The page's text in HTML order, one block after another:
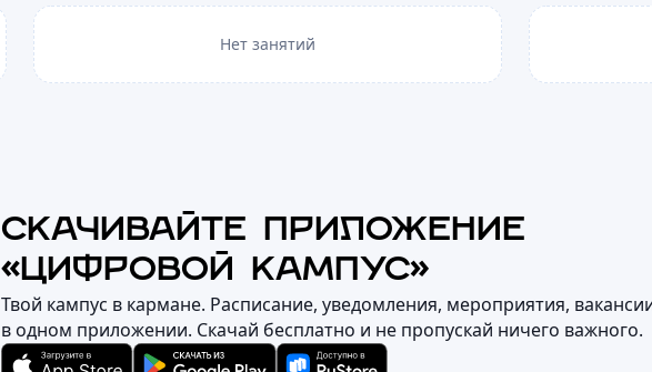
Нет занятий
СКАЧИВАЙТЕ ПРИЛОЖЕНИЕ
«ЦИФРОВОЙ КАМПУС»
Твой кампус в кармане. Расписание, уведомления, мероприятия,
в одном приложении. Скачай бесплатно и не пропускай ничего важного.